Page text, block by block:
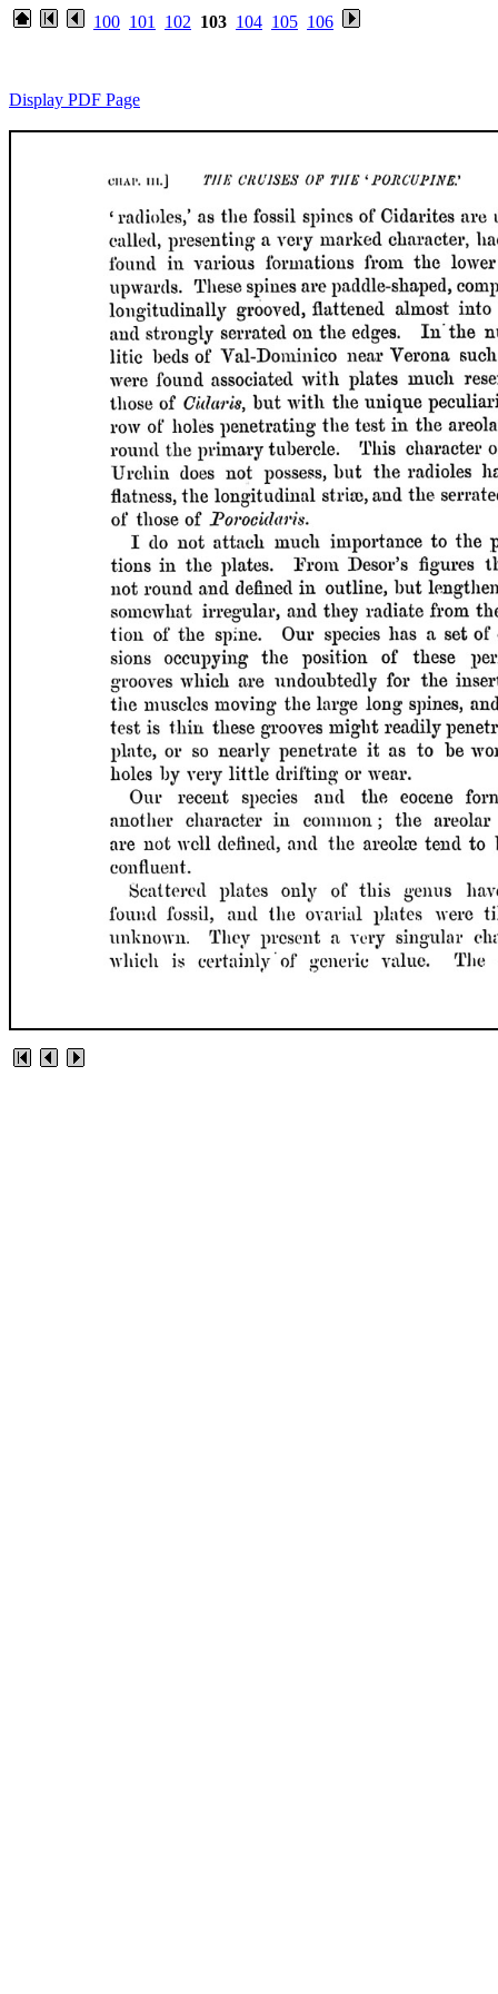
100 101 102 103 104 105 106
Display PDF Page